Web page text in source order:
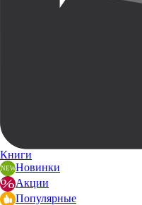
Книги
Новинки
Акции
Популярные